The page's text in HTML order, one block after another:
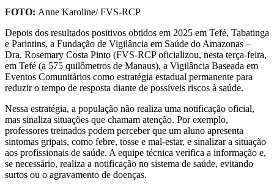
FOTO: Anne Karoline/ FVS-RCP
Depois dos resultados positivos obtidos em 2025 em Tefé, Tabatinga
e Parintins, a Fundação de Vigilância em Saúde do Amazonas –
Dra. Rosemary Costa Pinto (FVS-RCP oficializou, nesta terça-feira,
em Tefé (a 575 quilômetros de Manaus), a Vigilância Baseada em
Eventos Comunitários como estratégia estadual permanente para
reduzir o tempo de resposta diante de possíveis riscos à saúde.
Nessa estratégia, a população não realiza uma notificação oficial,
mas sinaliza situações que chamam atenção. Por exemplo,
professores treinados podem perceber que um aluno apresenta
sintomas gripais, como febre, tosse e mal-estar, e sinalizar a situação
aos profissionais de saúde. A equipe técnica verifica a informação e,
se necessário, realiza a notificação no sistema de saúde, evitando
surtos ou o agravamento de doenças.